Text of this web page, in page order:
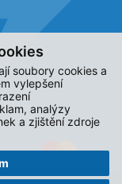
soubory cookies a
vylepšení
analýzy
a zjištění zdroje